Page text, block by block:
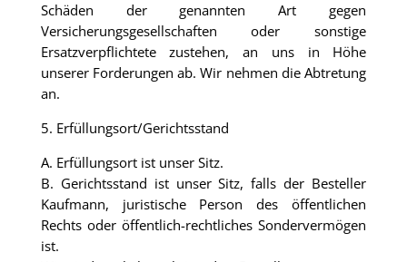
Schäden der genannten Art gegen
Versicherungsgesellschaften oder sonstige
Ersatzverpflichtete zustehen, an uns in Höhe
unserer Forderungen ab. Wir nehmen die Abtretung
an.
5. Erfüllungsort/Gerichtsstand
A. Erfüllungsort ist unser Sitz.
B. Gerichtsstand ist unser Sitz, falls der Besteller
Kaufmann, juristische Person des öffentlichen
Rechts oder öffentlich-rechtliches Sondervermögen
ist.